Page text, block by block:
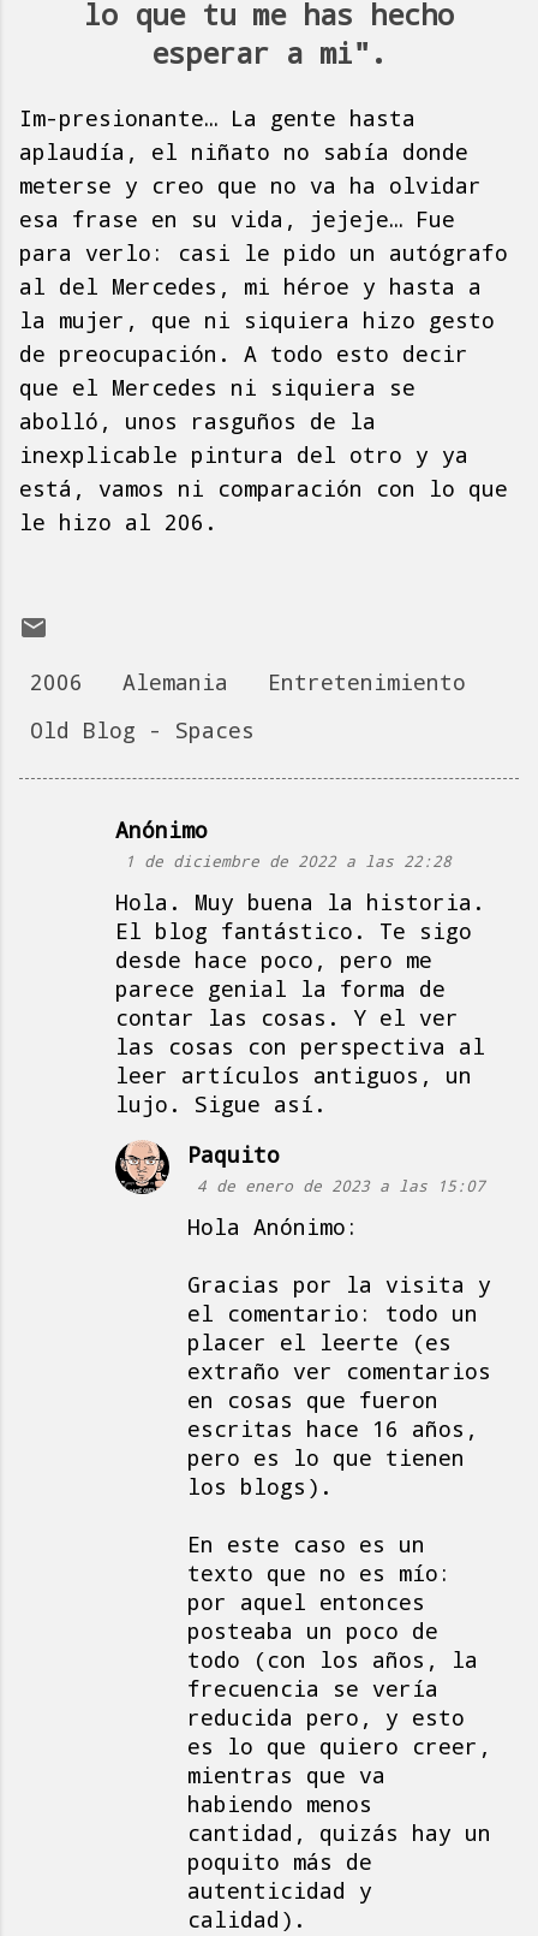
lo que tu me has hecho
esperar a mi".
Im-presionante… La gente hasta
aplaudía, el niñato no sabía donde
meterse y creo que no va ha olvidar
esa frase en su vida, jejeje… Fue
para verlo: casi le pido un autógrafo
al del Mercedes, mi héroe y hasta a
la mujer, que ni siquiera hizo gesto
de preocupación. A todo esto decir
que el Mercedes ni siquiera se
abolló, unos rasguños de la
inexplicable pintura del otro y ya
está, vamos ni comparación con lo que
le hizo al 206.
2006 Alemania
Entretenimiento
Old Blog - Spaces
Anónimo
1 de diciembre de 2022 a las 22:28
Hola. Muy buena la historia.
El blog fantástico. Te sigo
desde hace poco, pero me
parece genial la forma de
contar las cosas. Y el ver
las cosas con perspectiva al
leer artículos antiguos, un
lujo. Sigue así.
Paquito
4 de enero de 2023 a las 15:07
Hola Anónimo:
Gracias por la visita y
el comentario: todo un
placer el leerte (es
extraño ver comentarios
en cosas que fueron
escritas hace 16 años,
pero es lo que tienen
los blogs).
En este caso es un
texto que no es mío:
por aquel entonces
posteaba un poco de
todo (con los años, la
frecuencia se vería
reducida pero, y esto
es lo que quiero creer,
mientras que va
habiendo menos
cantidad, quizás hay un
poquito más de
autenticidad y
calidad).